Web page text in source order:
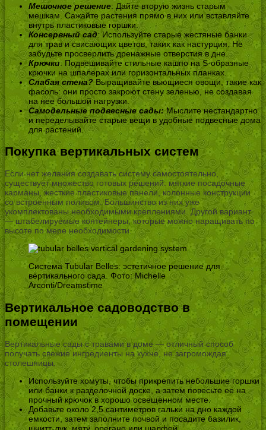
Мешочное решение: Дайте вторую жизнь старым
мешкам. Сажайте растения прямо в них или вставляйте
внутрь пластиковые горшки.
Консервный сад:Используйте старые жестяные банки
для трав и свисающих цветов, таких как настурция. Не
забудьте просверлить дренажные отверстия в дне.
Крючки: Подвешивайте стильные кашпо на S-образные
крючки на шпалерах или горизонтальных планках.
Слабая стена? Выращивайте вьющиеся овощи, такие как
фасоль: они просто закроют стену зеленью, не создавая
на нее большой нагрузки.
Самодельные подвесные сады:Мыслите нестандартно
и переделывайте старые вещи в удобные подвесные дома
для растений.
Покупка вертикальных систем
Если нет желания создавать систему самостоятельно,
существует множество готовых решений: мягкие посадочные
карманы, жесткие пластиковые панели, колонные конструкции
со встроенным поливом. Большинство из них уже
укомплектованы необходимыми креплениями. Другой вариант
— штабелируемые контейнеры, которые можно наращивать по
высоте по мере необходимости.
Система Tubular Belles: эстетичное решение для
вертикального сада. Фото: Michelle
Arconti/Dreamstime
Вертикальное садоводство в
помещении
Вертикальные сады с травами в доме — отличный способ
получать свежие ингредиенты на кухне, не загромождая
столешницы.
Используйте хомуты, чтобы прикрепить небольшие горшки
или банки к разделочной доске, а затем повесьте ее на
прочный крючок в хорошо освещенном месте.
Добавьте около 2,5 сантиметров гальки на дно каждой
емкости, затем заполните почвой и посадите базилик,